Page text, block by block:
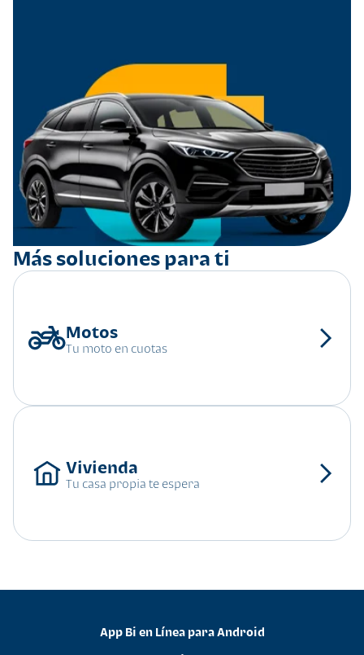
Más soluciones para ti
Tu moto en cuotas
Tu casa propia te espera
App Bi en Línea para Android